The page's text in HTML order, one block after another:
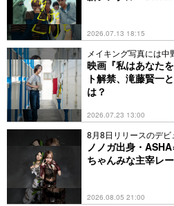
を配信リリース。さらに、2024年
ーモンズデデデデデストラクション
役として主演を務め、同じく主演
チャリング参加をして主題歌を担
「絶絶絶絶対聖域」”と“幾田りら
信リリース。6月には、フジテレビ
ーマソング「ハミング」をリリース
ナル連続ドラマ『透明なわたしたち
「Sign」をリリース。2025年4月
MOVIE』では、エンディングテー
ろすなど多方面で話題を振りまい
2026.07.13 18:15
メイキング写真には
も
映画『私はあなた
ト解禁、滝藤賢一
は？
2026.07.23 13:00
8月8日リリースのデビ
ノノガ出身・
ちゃんみな主宰レ
2026.08.05 21:00